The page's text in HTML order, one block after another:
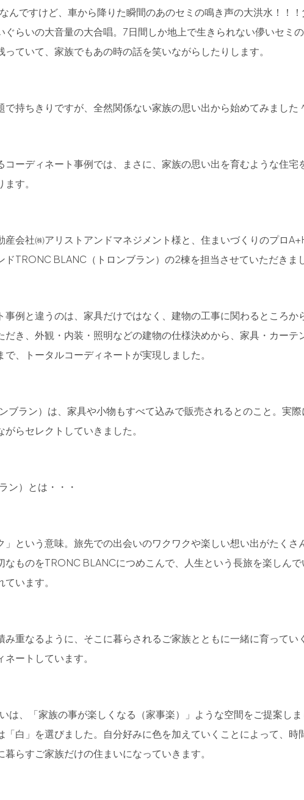
んですけど、車から降りた瞬間のあのセミの鳴き声の大洪水！！
ぐらいの大音量の大合唱。7日間しか地上で生きられない儚いセミ
ていて、家族でもあの時の話を笑いながらしたりします。
持ちきりですが、全然関係ない家族の思い出から始めてみました
コーディネート事例では、まさに、家族の思い出を育むような住宅
す。
産会社㈱アリストアンドマネジメント様と、住まいづくりのプロ
TRONC BLANC（トロンブラン）の2棟を担当させていただきま
事例と違うのは、家具だけではなく、建物の工事に関わるところか
だき、外観・内装・照明などの建物の仕様決めから、家具・カーテ
、トータルコーディネートが実現しました。
ブラン）は、家具や小物もすべて込みで販売されるとのこと。実際
らセレクトしていきました。
ン）とは・・・
」という意味。旅先での出会いのワクワクや楽しい想い出がたくさ
なものをTRONC BLANCにつめこんで、人生という長旅を楽しん
います。
重なるように、そこに暮らされるご家族とともに一緒に育ってい
ートしています。
は、「家族の事が楽しくなる（家事楽）」ような空間をご提案しま
「白」を選びました。自分好みに色を加えていくことによって、時
らすご家族だけの住まいになっていきます。